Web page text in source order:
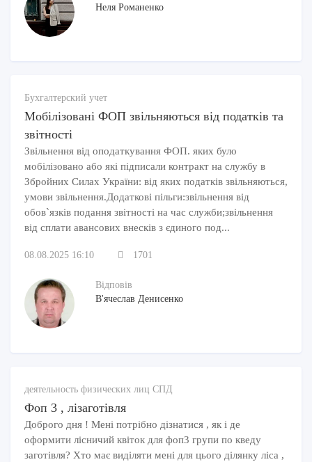
Неля Романенко
Бухгалтерский учет
Мобілізовані ФОП звільняються від податків та
звітності
Звільнення від оподаткування ФОП. яких було
мобілізовано або які підписали контракт на службу в
Збройних Силах України: від яких податків звільняються,
умови звільнення.Додаткові пільги:звільнення від
обов`язків подання звітності на час служби;звільнення
від сплати авансових внесків з єдиного под...
08.08.2025 16:10 1701
Відповів
В'ячеслав Денисенко
деятельность физических лиц СПД
Фоп 3 , лізаготівля
Доброго дня ! Мені потрібно дізнатися , як і де
оформити лісничий квіток для фоп3 групи по кведу
заготівля? Хто має виділяти мені для цього ділянку ліса ,